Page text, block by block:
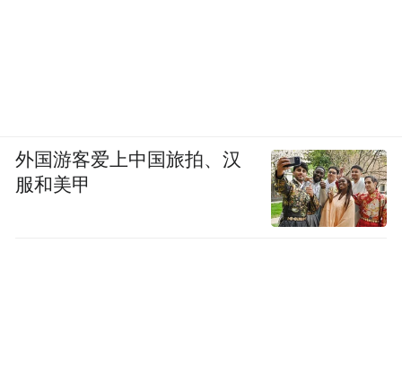
外国游客爱上中国旅拍、汉
服和美甲